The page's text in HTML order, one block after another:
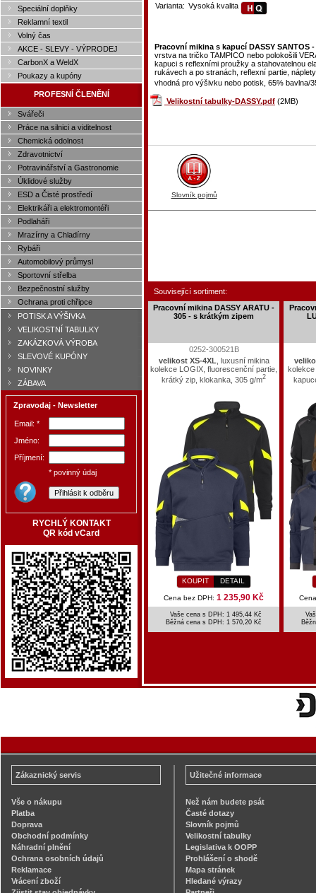
Speciální doplňky
Reklamní textil
Volný čas
AKCE - SLEVY - VÝPRODEJ
CarbonX a WeldX
Poukazy a kupóny
PROFESNÍ ČLENĚNÍ
Svářeči
Práce na silnici a viditelnost
Chemická odolnost
Zdravotnictví
Potravinářství a Gastronomie
Úklidové služby
ESD a Čisté prostředí
Elektrikáři a elektromontéři
Podlaháři
Mrazírny a Chladírny
Rybáři
Automobilový průmysl
Sportovní střelba
Bezpečnostní služby
Ochrana proti chřipce
POTISK A VÝŠIVKA
VELIKOSTNÍ TABULKY
ZAKÁZKOVÁ VÝROBA
SLEVOVÉ KUPÓNY
NOVINKY
ZÁBAVA
Zpravodaj - Newsletter
Email: *
Jméno:
Příjmení:
* povinný údaj
RYCHLÝ KONTAKT
QR kód vCard
Varianta: Vysoká kvalita
Pracovní mikina s kapucí DASSY SANTOS -
vrstva na tričko TAMPICO nebo polokošili
kapuci s reflexními proužky a stahovatelnou
rukávech a po stranách, reflexní partie,
vhodná pro výšivku nebo potisk, 65% bavlna/
Velikostní tabulky-DASSY.pdf (2MB)
Slovník pojmů
Související sortiment:
Pracovní mikina DASSY ARATU -
305 - s krátkým zipem
0252-300521B
velikost XS-4XL , luxusní mikina
kolekce LOGIX, fluorescenční partie,
krátký zip, klokanka, 305 g/m2
KOUPIT DETAIL
Cena bez DPH: 1 235,90 Kč
Vaše cena s DPH: 1 495,44 Kč
Běžná cena s DPH: 1 570,20 Kč
kolekce
Zákaznický servis
Vše o nákupu
Platba
Doprava
Obchodní podmínky
Náhradní plnění
Ochrana osobních údajů
Reklamace
Vrácení zboží
Užitečné informace
Než nám budete psát
Časté dotazy
Slovník pojmů
Velikostní tabulky
Legislativa k OOPP
Prohlášení o shodě
Mapa stránek
Hledané výrazy